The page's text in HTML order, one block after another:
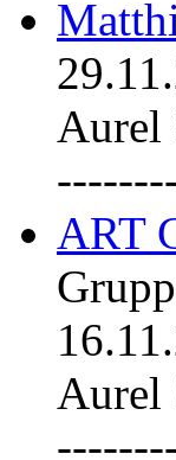
Aurel
ART
Aurel